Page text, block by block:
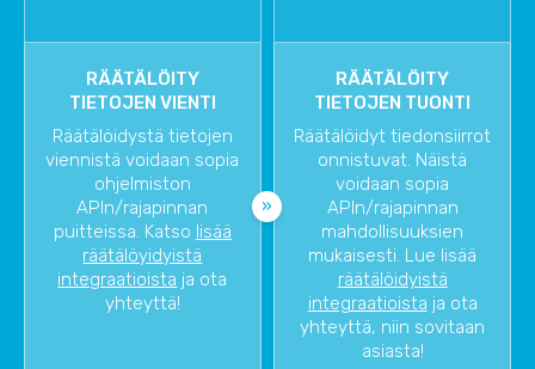
RÄÄTÄLÖITY
TIETOJEN VIENTI
Räätälöidystä tietojen
viennistä voidaan sopia
ohjelmiston
APIn/rajapinnan
puitteissa. Katso lisää
räätälöyidyistä
integraatioista ja ota
yhteyttä!
RÄÄTÄLÖITY
TIETOJEN TUONTI
Räätälöidyt tiedonsiirrot
onnistuvat. Näistä
voidaan sopia
APIn/rajapinnan
mahdollisuuksien
mukaisesti. Lue lisää
räätälöidyistä
integraatioista ja ota
yhteyttä, niin sovitaan
asiasta!